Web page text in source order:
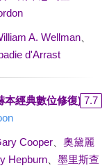
A. Wellman、
d'Arrast
本經典數位修復) 7.7
Cooper、 奧黛麗
Hepburn、 墨里斯查